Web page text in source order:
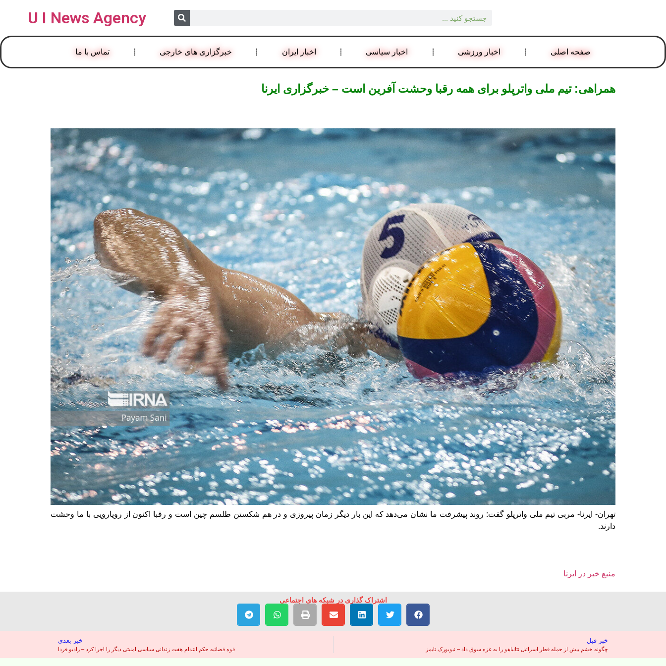
U I News Agency
صفحه اصلی اخبار ورزشی اخبار سیاسی اخبار ایران خبرگزاری های خارجی تماس با ما
همراهی: تیم ملی واترپلو برای همه رقبا وحشت آفرین است – خبرگزاری ایرنا
تهران- ایرنا- مربی تیم ملی واترپلو گفت: روند پیشرفت ما نشان می‌دهد که این بار دیگر زمان پیروزی و در هم شکستن طلسم چین است و رقبا اکنون از رویارویی با ما وحشت
دارند.
منبع خبر در ایرنا
اشتراک گذاری در شبکه های اجتماعی
خبر قبل
چگونه خشم بیش از حمله قطر اسرائیل نتانیاهو را به غزه سوق داد – نیویورک تایمز
خبر بعدی
قوه قضائیه حکم اعدام هفت زندانی سیاسی امنیتی دیگر را اجرا کرد – رادیو فردا